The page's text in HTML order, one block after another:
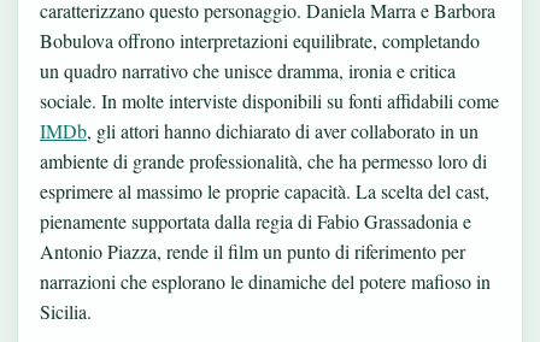
caratterizzano questo personaggio. Daniela Marra e Barbora
Bobulova offrono interpretazioni equilibrate, completando
un quadro narrativo che unisce dramma, ironia e critica
sociale. In molte interviste disponibili su fonti affidabili come
IMDb, gli attori hanno dichiarato di aver collaborato in un
ambiente di grande professionalità, che ha permesso loro di
esprimere al massimo le proprie capacità. La scelta del cast,
pienamente supportata dalla regia di Fabio Grassadonia e
Antonio Piazza, rende il film un punto di riferimento per
narrazioni che esplorano le dinamiche del potere mafioso in
Sicilia.